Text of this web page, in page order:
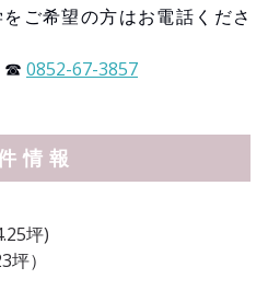
ご希望の方はお電話くださ
☎ 0852-67-3857
情報
坪)
）